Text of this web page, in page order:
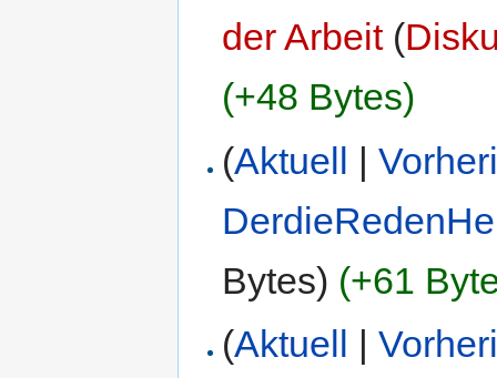
der Arbeit (
(+48 Bytes)
(Aktuell |
Bytes) (+61
(Aktuell |